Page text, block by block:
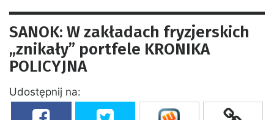
SANOK: W zakładach fryzjerskich
„znikały” portfele KRONIKA
POLICYJNA
Udostępnij na: